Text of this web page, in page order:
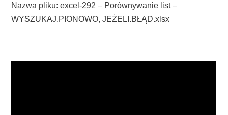
Nazwa pliku: excel-292 – Porównywanie list –
WYSZUKAJ.PIONOWO, JEŻELI.BŁĄD.xlsx